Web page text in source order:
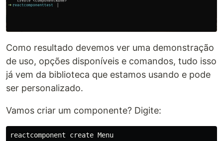
Como resultado devemos ver uma demonstração
de uso, opções disponíveis e comandos, tudo isso
já vem da biblioteca que estamos usando e pode
ser personalizado.
Vamos criar um componente? Digite: